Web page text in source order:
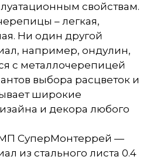
свойствам.
– легкая,
Ни один другой
например, ондулин,
с металлочерепицей
выбора расцветок и
широкие
и декора любого
СуперМонтеррей —
из стального листа 0.4